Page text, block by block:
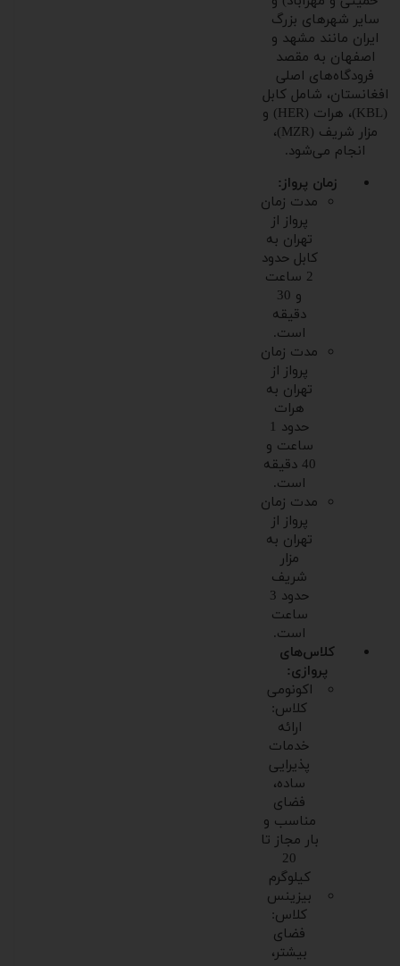
سایر شهرهای بزرگ
ایران مانند مشهد و
اصفهان به مقصد
فرودگاه‌های اصلی
افغانستان، شامل کابل
(KBL)، هرات (HER) و
مزار شریف (MZR)،
انجام می‌شود.
زمان پرواز:
مدت زمان
پرواز از
تهران به
کابل حدود
2 ساعت
و 30
دقیقه
است.
مدت زمان
پرواز از
تهران به
هرات
حدود 1
ساعت و
40 دقیقه
است.
مدت زمان
پرواز از
تهران به
مزار
شریف
حدود 3
ساعت
است.
کلاس‌های
پروازی:
اکونومی
کلاس:
ارائه
خدمات
پذیرایی
ساده،
فضای
مناسب و
بار مجاز تا
20
کیلوگرم
بیزینس
کلاس:
فضای
بیشتر،